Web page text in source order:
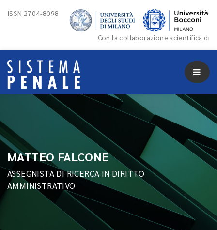
ISSN 2704-8098
Con la collaborazione scientifica di
MATTEO FALCONE
ASSEGNISTA DI RICERCA IN DIRITTO
AMMINISTRATIVO